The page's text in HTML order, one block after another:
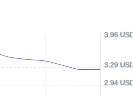
2.94 USD
3.29 USD
3.96 USD